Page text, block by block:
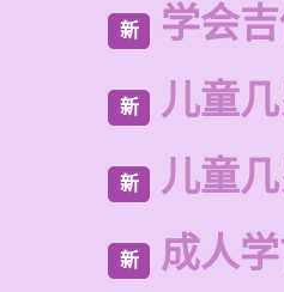
新 学会
新 儿童
新 儿童
新 成人